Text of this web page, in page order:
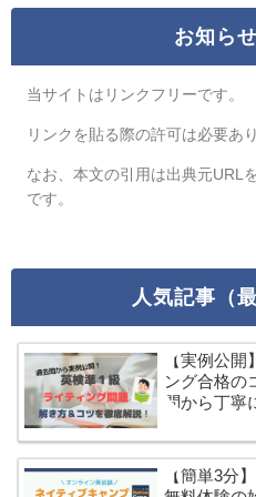
お知らせ
当サイトはリンクフリーです。
リンクを貼る際の許可は必要あ
なお、本文の引用は出典元URL
です。
人気記事（最
【実例公開
ング合格の
問から丁寧
【簡単3分